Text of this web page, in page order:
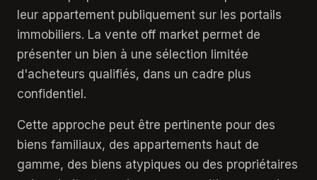
leur appartement publiquement sur les portails
immobiliers. La vente off market permet de
présenter un bien à une sélection limitée
d'acheteurs qualifiés, dans un cadre plus
confidentiel.
Cette approche peut être pertinente pour des
biens familiaux, des appartements haut de
gamme, des biens atypiques ou des propriétaires